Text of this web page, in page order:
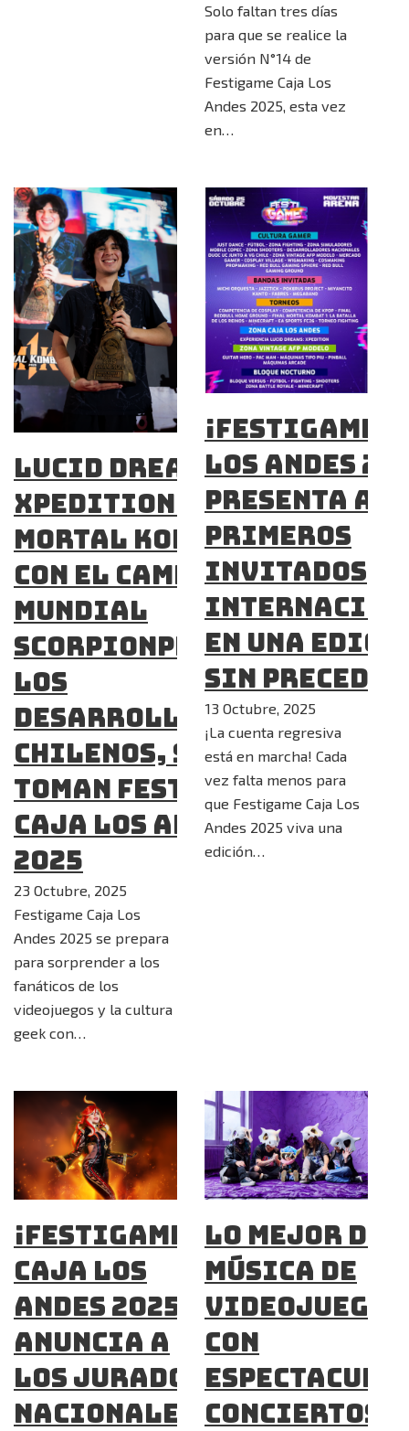
Solo faltan tres días
para que se realice la
versión N°14 de
Festigame Caja Los
Andes 2025, esta vez
en…
Lucid Dreams
XPEDITION VR,
Mortal Kombat 1
con el campeón
mundial
ScorpionProcs y
los
desarrolladores
chilenos, se
toman Festigame
Caja Los Andes
2025
23 Octubre, 2025
Festigame Caja Los
Andes 2025 se prepara
para sorprender a los
fanáticos de los
videojuegos y la cultura
geek con…
¡Festigame
Los Andes
presenta a
primeros
invitados
en una
sin
13 Octubre, 2025
¡La cuenta regresiva
está en marcha! Cada
vez falta menos para
que Festigame Caja Los
Andes 2025 viva una
edición…
¡Festigame
Caja Los
Andes 2025
ANUNCIA A
LOS JURADOS
NACIONALES
Lo mejor de
música de
videojuegos
con
conciertos